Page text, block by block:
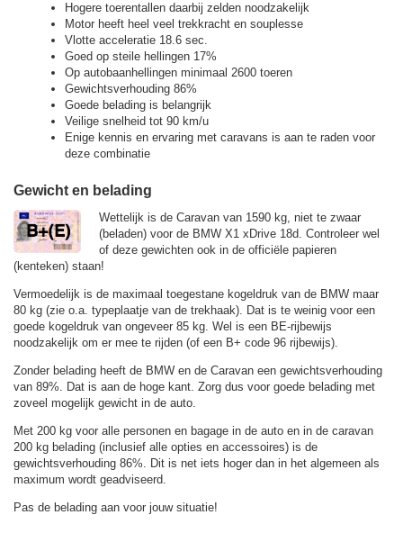
Hogere toerentallen daarbij zelden noodzakelijk
Motor heeft heel veel trekkracht en souplesse
Vlotte acceleratie 18.6 sec.
Goed op steile hellingen 17%
Op autobaanhellingen minimaal 2600 toeren
Gewichtsverhouding 86%
Goede belading is belangrijk
Veilige snelheid tot 90 km/u
Enige kennis en ervaring met caravans is aan te raden voor
deze combinatie
Gewicht en belading
Wettelijk is de Caravan van 1590 kg, niet te zwaar
(beladen) voor de BMW X1 xDrive 18d. Controleer wel
of deze gewichten ook in de officiële papieren
(kenteken) staan!
Vermoedelijk is de maximaal toegestane kogeldruk van de BMW maar
80 kg (zie o.a. typeplaatje van de trekhaak). Dat is te weinig voor een
goede kogeldruk van ongeveer 85 kg. Wel is een BE-rijbewijs
noodzakelijk om er mee te rijden (of een B+ code 96 rijbewijs).
Zonder belading heeft de BMW en de Caravan een gewichtsverhouding
van 89%. Dat is aan de hoge kant. Zorg dus voor goede belading met
zoveel mogelijk gewicht in de auto.
Met 200 kg voor alle personen en bagage in de auto en in de caravan
200 kg belading (inclusief alle opties en accessoires) is de
gewichtsverhouding 86%. Dit is net iets hoger dan in het algemeen als
maximum wordt geadviseerd.
Pas de belading aan voor jouw situatie!